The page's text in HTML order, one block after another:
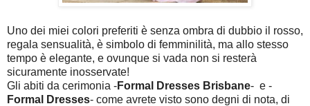
Uno dei miei colori preferiti è senza ombra di dubbio il rosso,
regala sensualità, è simbolo di femminilità, ma allo stesso
tempo è elegante, e ovunque si vada non si resterà
sicuramente inosservate!
Gli abiti da cerimonia -Formal Dresses Brisbane- e -
Formal Dresses- come avrete visto sono degni di nota, di